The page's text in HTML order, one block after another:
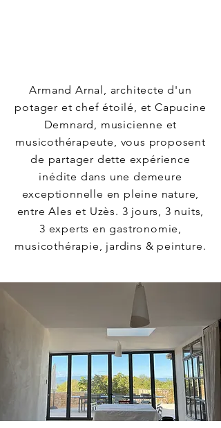
Armand Arnal, architecte d'un
potager et chef étoilé, et Capucine
Demnard, musicienne et
musicothérapeute, vous proposent
de partager dette expérience
inédite dans une demeure
exceptionnelle en pleine nature,
entre Ales et Uzès. 3 jours, 3 nuits,
3 experts en gastronomie,
musicothérapie, jardins & peinture.